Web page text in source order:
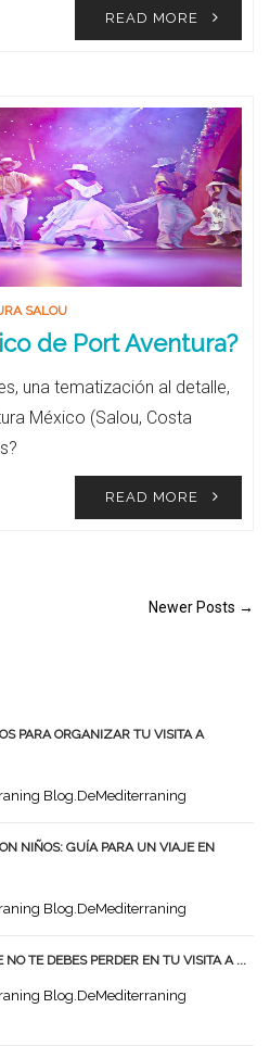
READ MORE
SALOU
de Port Aventura?
una tematización al detalle,
México (Salou, Costa
READ MORE
Newer Posts →
PARA ORGANIZAR TU VISITA A
Blog.DeMediterraning
NIÑOS: GUÍA PARA UN VIAJE EN
Blog.DeMediterraning
NO TE DEBES PERDER EN TU VISITA A ...
Blog.DeMediterraning